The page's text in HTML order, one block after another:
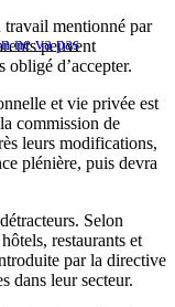
ne va pas
mentionné par
peuvent
obligé d’accepter.
et vie privée est
commission de
leurs modifications,
plénière, puis devra
Selon
restaurants et
par la directive
dans leur secteur.